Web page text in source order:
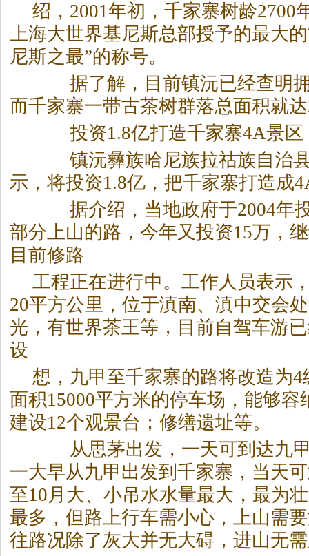
绍，2001年初，千家寨树龄2700
上海大世界基尼斯总部授予的最大
尼斯之最”的称号。
据了解，目前镇沅已经查明拥
而千家寨一带古茶树群落总面积就
投资1.8亿打造千家寨4A景区
镇沅彝族哈尼族拉祜族自治县
示，将投资1.8亿，把千家寨打造成
据介绍，当地政府于2004年
部分上山的路，今年又投资15万，
目前修路
工程正在进行中。工作人员表示
20平方公里，位于滇南、滇中交会
光，有世界茶王等，目前自驾车游
设
想，九甲至千家寨的路将改造为
面积15000平方米的停车场，能够容
建设12个观景台；修缮遗址等。
从思茅出发，一天可到达九甲
一大早从九甲出发到千家寨，当天
至10月大、小吊水水量最大，最为
最多，但路上行车需小心，上山需
往路况除了灰大并无大碍，进山无